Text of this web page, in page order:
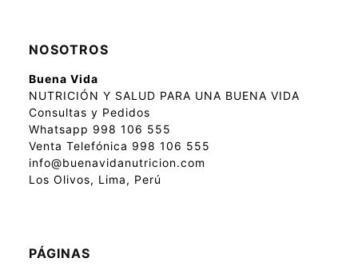
NOSOTROS
Buena Vida
NUTRICIÓN Y SALUD PARA UNA BUENA VIDA
Consultas y Pedidos
Whatsapp 998 106 555
Venta Telefónica 998 106 555
info@buenavidanutricion.com
Los Olivos, Lima, Perú
PÁGINAS